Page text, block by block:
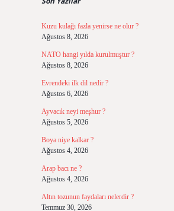
Kuzu kulağı fazla yenirse ne olur ?
Ağustos 8, 2026
NATO hangi yılda kurulmuştur ?
Ağustos 8, 2026
Evrendeki ilk dil nedir ?
Ağustos 6, 2026
Ayvacık neyi meşhur ?
Ağustos 5, 2026
Boya niye kalkar ?
Ağustos 4, 2026
Arap bacı ne ?
Ağustos 4, 2026
Altın tozunun faydaları nelerdir ?
Temmuz 30, 2026